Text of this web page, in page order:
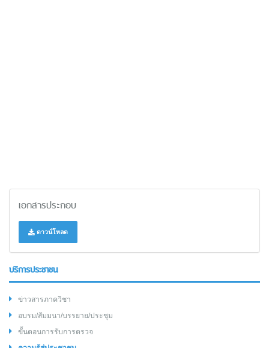
เอกสารประกอบ
ดาวน์โหลด
บริการประชาชน
ข่าวสารภาควิชา
อบรม/สัมมนา/บรรยาย/ประชุม
ขั้นตอนการรับการตรวจ